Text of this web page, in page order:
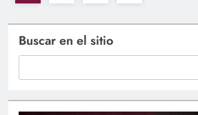
Buscar en el sitio